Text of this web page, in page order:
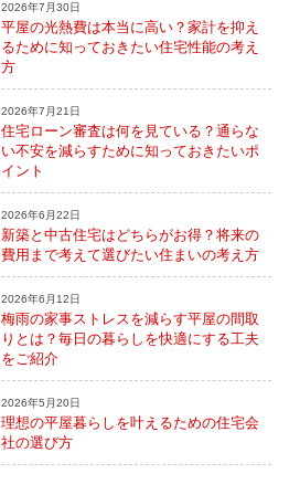
2026年7月30日
平屋の光熱費は本当に高い？家計を抑え
るために知っておきたい住宅性能の考え
方
2026年7月21日
住宅ローン審査は何を見ている？通らな
い不安を減らすために知っておきたいポ
イント
2026年6月22日
新築と中古住宅はどちらがお得？将来の
費用まで考えて選びたい住まいの考え方
2026年6月12日
梅雨の家事ストレスを減らす平屋の間取
りとは？毎日の暮らしを快適にする工夫
をご紹介
2026年5月20日
理想の平屋暮らしを叶えるための住宅会
社の選び方